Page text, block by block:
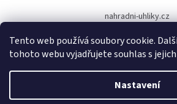
Tento web používá soubory cookie.
tohoto webu vyjadřujete souhlas s
Nastavení
nahradni-uhliky.cz